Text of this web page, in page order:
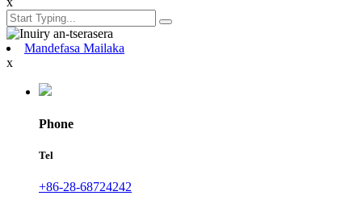
Mandefasa Mailaka
x
Phone
Tel
+86-28-68724242